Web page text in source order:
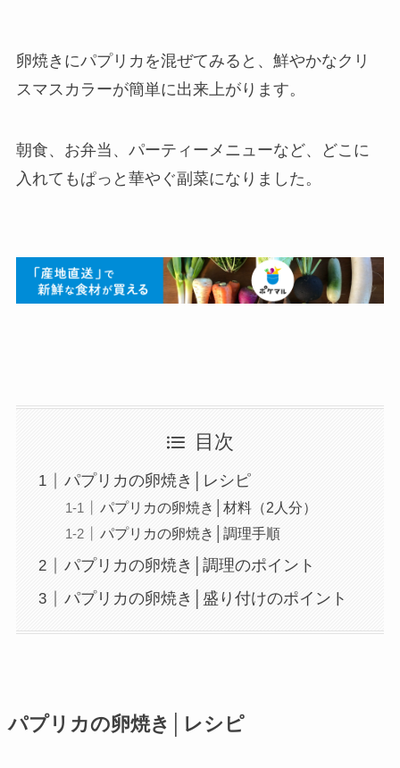
卵焼きにパプリカを混ぜてみると、鮮やかなクリ
スマスカラーが簡単に出来上がります。
朝食、お弁当、パーティーメニューなど、どこに
入れてもぱっと華やぐ副菜になりました。
目次
パプリカの卵焼き│レシピ
パプリカの卵焼き│材料（2人分）
パプリカの卵焼き│調理手順
パプリカの卵焼き│調理のポイント
パプリカの卵焼き│盛り付けのポイント
パプリカの卵焼き│レシピ